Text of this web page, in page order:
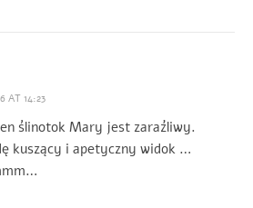
AT 14:23
ślinotok Mary jest zaraźliwy.
kuszący i apetyczny widok …